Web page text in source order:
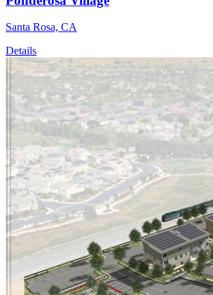
Santa Rosa, CA
Details